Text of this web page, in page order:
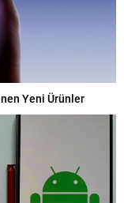
Yeni Ürünler